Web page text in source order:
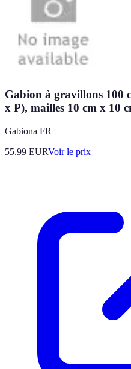
Gabion à gravillons 100
x P), mailles 10 cm x 10
Gabiona FR
55.99 EURVoir le prix